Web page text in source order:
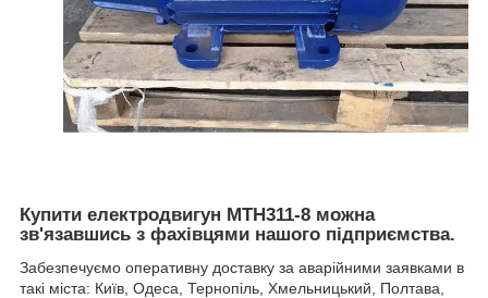
Купити електродвигун МТН311-8 можна
зв'язавшись з фахівцями нашого підприємства.
Забезпечуємо оперативну доставку за аварійними заявками в
такі міста: Київ, Одеса, Тернопіль, Хмельницький, Полтава,